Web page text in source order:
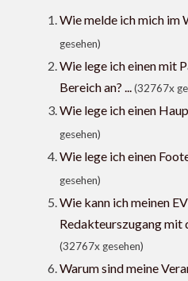
Wie melde ich mich im
gesehen)
Wie lege ich einen mit
Bereich an? ...(32767x
Wie lege ich einen
gesehen)
Wie lege ich einen
gesehen)
Wie kann ich meinen
Redakteurszugang mit
(32767x gesehen)
Warum sind meine